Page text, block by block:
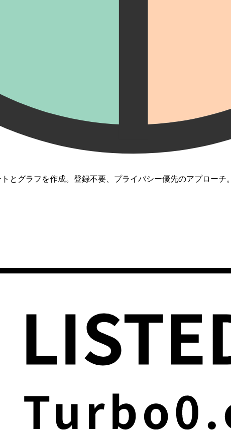
とグラフを作成。登録不要、プライバシー優先のアプローチ。